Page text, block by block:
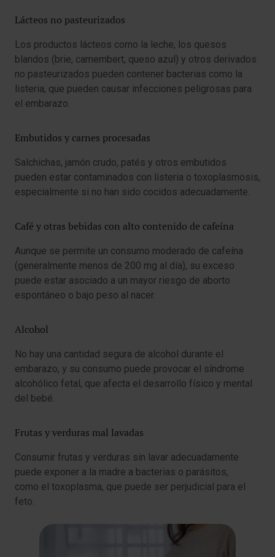
Lácteos no pasteurizados
Los productos lácteos como la leche, los quesos
blandos (brie, camembert, queso azul) y otros derivados
no pasteurizados pueden contener bacterias como la
listeria, que pueden causar infecciones peligrosas para
el embarazo.
Embutidos y carnes procesadas
Salchichas, jamón crudo, patés y otros embutidos
pueden estar contaminados con listeria o toxoplasmosis,
especialmente si no han sido cocidos adecuadamente.
Café y otras bebidas con alto contenido de cafeína
Aunque se permite un consumo moderado de cafeína
(generalmente menos de 200 mg al día), su exceso
puede estar asociado a un mayor riesgo de aborto
espontáneo o bajo peso al nacer.
Alcohol
No hay una cantidad segura de alcohol durante el
embarazo, y su consumo puede provocar el síndrome
alcohólico fetal, que afecta el desarrollo físico y mental
del bebé.
Frutas y verduras mal lavadas
Consumir frutas y verduras sin lavar adecuadamente
puede exponer a la madre a bacterias o parásitos,
como el toxoplasma, que puede ser perjudicial para el
feto.